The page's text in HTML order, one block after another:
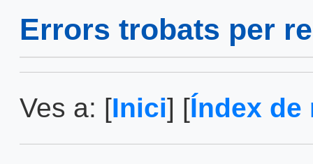
Errors trobats per
Ves a: [Inici] [Índex de